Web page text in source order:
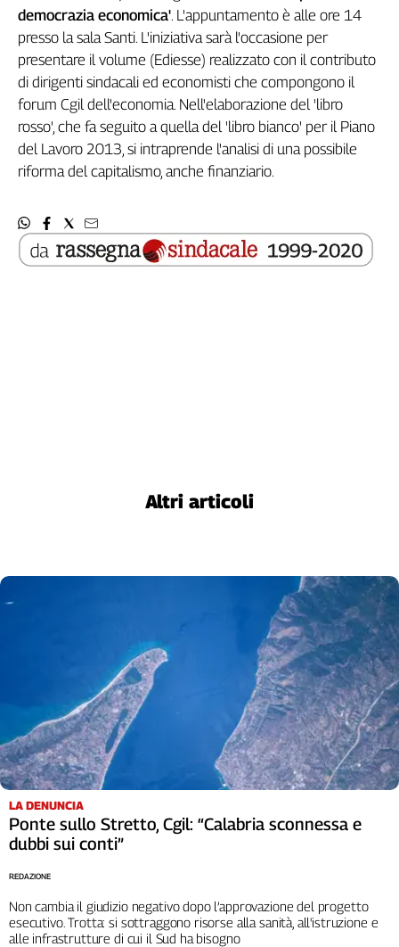
democrazia economica'. L'appuntamento è alle ore 14
presso la sala Santi. L'iniziativa sarà l'occasione per
presentare il volume (Ediesse) realizzato con il contributo
di dirigenti sindacali ed economisti che compongono il
forum Cgil dell'economia. Nell'elaborazione del 'libro
rosso', che fa seguito a quella del 'libro bianco' per il Piano
del Lavoro 2013, si intraprende l'analisi di una possibile
riforma del capitalismo, anche finanziario.
Altri articoli
LA DENUNCIA
Ponte sullo Stretto, Cgil: “Calabria sconnessa e
dubbi sui conti”
Non cambia il giudizio negativo dopo l’approvazione del progetto
esecutivo. Trotta: si sottraggono risorse alla sanità, all'istruzione e
alle infrastrutture di cui il Sud ha bisogno
REDAZIONE